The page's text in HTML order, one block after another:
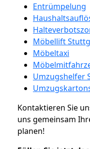
Entrümpelung
Möbellift
Möbeltaxi
Umzugshelfer
Kontaktieren Sie
uns gemeinsam
planen!